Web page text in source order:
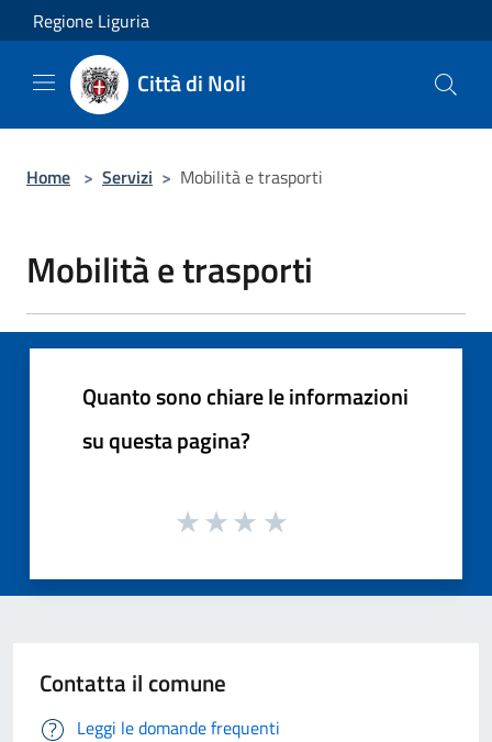
Salta al contenuto principale
Regione Liguria
Città di Noli
Home > Servizi > Mobilità e trasporti
Mobilità e trasporti
Quanto sono chiare le informazioni
su questa pagina?
Contatta il comune
Leggi le domande frequenti